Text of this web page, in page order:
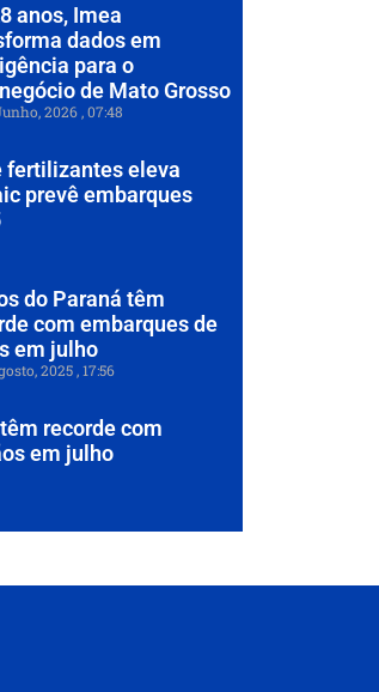
anos, Imea
dados em
para o
de Mato Grosso
2026 07:48
fertilizantes eleva
prevê embarques
do Paraná têm
com embarques de
em julho
2025 17:56
recorde com
em julho